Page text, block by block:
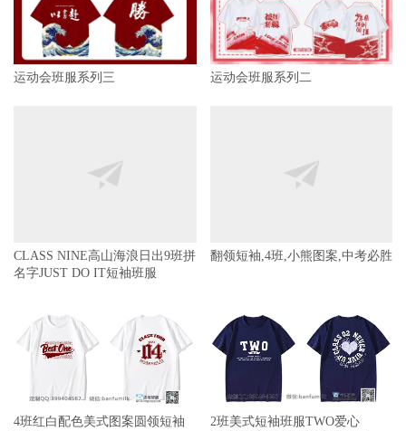
运动会班服系列三 运动会班服系列二
4班红白配色美式图案圆领短袖
2班美式短袖班服TWO爱心